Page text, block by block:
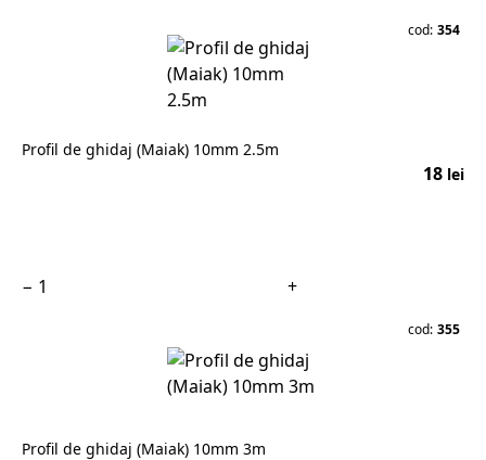
cod: 354
Profil de ghidaj (Maiak) 10mm 2.5m
18 lei
− +
cod: 355
Profil de ghidaj (Maiak) 10mm 3m